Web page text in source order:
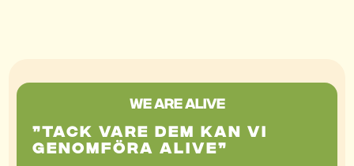
WE ARE ALIVE
”TACK VARE DEM KAN VI
GENOMFÖRA ALIVE”